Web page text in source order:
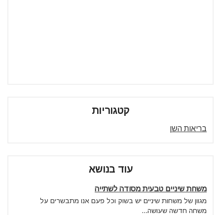
קטגוריות
בריאות השן
עוד בנושא
משחת שיניים טבעית מסודה לשתייה
מגוון של משחות שיניים יש בשוק וכל פעם אנו מתבשרים על
משחה חדשה שעושה...